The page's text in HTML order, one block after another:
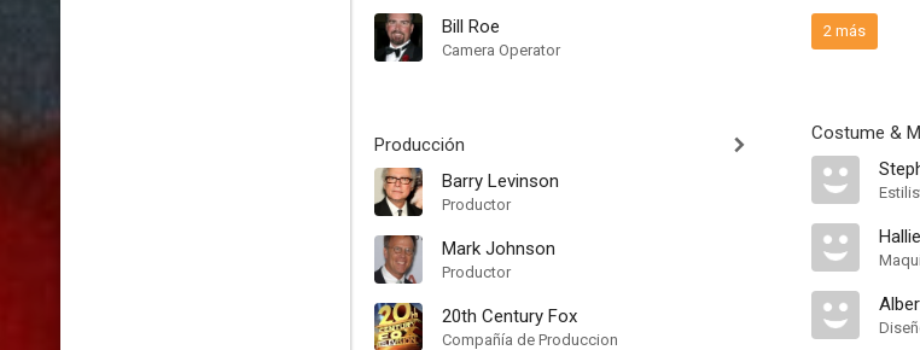
Bill Roe
Camera Operator
Producción
Barry Levinson
Productor
Mark Johnson
Productor
20th Century Fox
Compañía de Produccion
2 más
Costume &